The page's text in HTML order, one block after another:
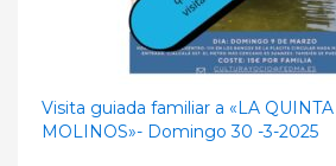
Visita guiada familiar a «LA
MOLINOS»- Domingo 30 -3-2025